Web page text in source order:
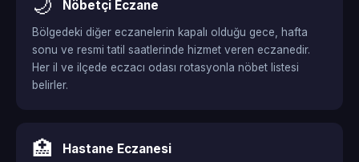
🌙 Nöbetçi Eczane
Bölgedeki diğer eczanelerin kapalı olduğu gece, hafta
sonu ve resmi tatil saatlerinde hizmet veren eczanedir.
Her il ve ilçede eczacı odası rotasyonla nöbet listesi
belirler.
🏥 Hastane Eczanesi